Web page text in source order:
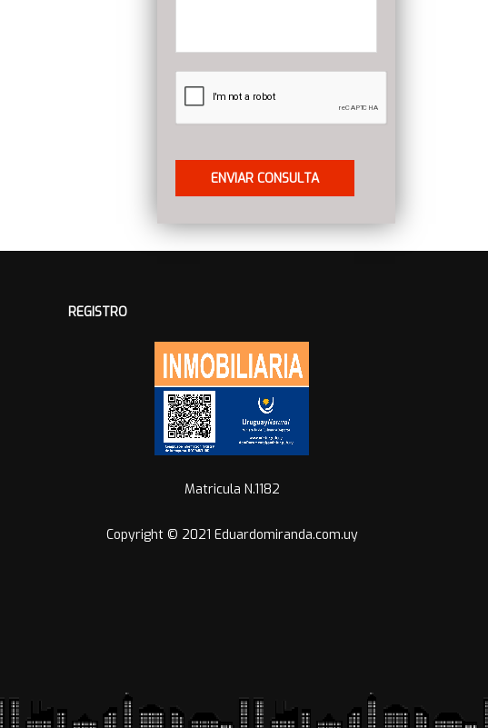
REGISTRO
Matricula N.1182
Copyright © 2021 Eduardomiranda.com.uy